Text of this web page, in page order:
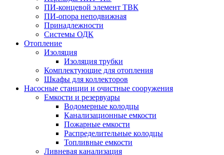
ПИ-концевой элемент ТВК
ПИ-опора неподвижная
Принадлежности
Системы ОДК
Отопление
Изоляция
Изоляция трубки
Комплектующие для отопления
Шкафы для коллекторов
Насосные станции и очистные сооружения
Емкости и резервуары
Водомерные колодцы
Канализационные емкости
Пожарные емкости
Распределительные колодцы
Топливные емкости
Ливневая канализация